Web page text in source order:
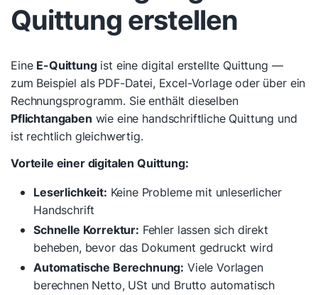
Quittung erstellen
Eine E-Quittungist eine digital erstellte Quittung —
zum Beispiel als PDF-Datei, Excel-Vorlage oder über ein
Rechnungsprogramm. Sie enthält dieselben
Pflichtangaben wie eine handschriftliche Quittung und
ist rechtlich gleichwertig.
Vorteile einer digitalen Quittung:
Leserlichkeit: Keine Probleme mit unleserlicher
Handschrift
Schnelle Korrektur: Fehler lassen sich direkt
beheben, bevor das Dokument gedruckt wird
Automatische Berechnung: Viele Vorlagen
berechnen Netto, USt und Brutto automatisch